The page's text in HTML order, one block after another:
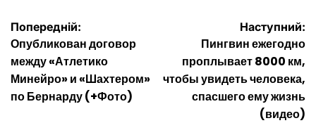
Навігація
записів
Попередній:
Опубликован договор
между «Атлетико
Минейро» и «Шахтером»
по Бернарду (+Фото)
Наступний:
Пингвин ежегодно
проплывает 8000 км,
чтобы увидеть человека,
спасшего ему жизнь
(видео)